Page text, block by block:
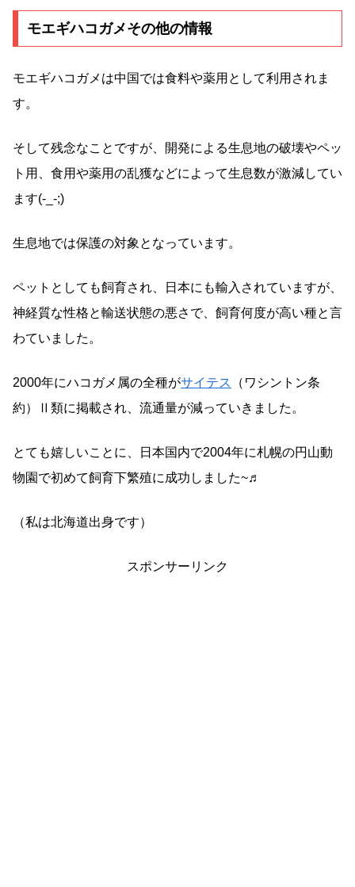
モエギハコガメその他の情報
モエギハコガメは中国では食料や薬用として利用されま
す。
そして残念なことですが、開発による生息地の破壊やペッ
ト用、食用や薬用の乱獲などによって生息数が激減してい
ます(-_-;)
生息地では保護の対象となっています。
ペットとしても飼育され、日本にも輸入されていますが、
神経質な性格と輸送状態の悪さで、飼育何度が高い種と言
わていました。
2000年にハコガメ属の全種がサイテス
（ワシントン条
約）Ⅱ類に掲載され、流通量が減っていきました。
とても嬉しいことに、日本国内で2004年に札幌の円山動
物園で初めて飼育下繁殖に成功しました~♬
（私は北海道出身です）
スポンサーリンク